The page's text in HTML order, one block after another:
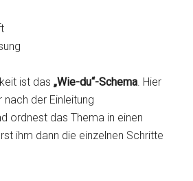
ist das„Wie-du“-Schema . Hier
der Einleitung
ordnest das Thema in einen
ihm dann die einzelnen Schritte